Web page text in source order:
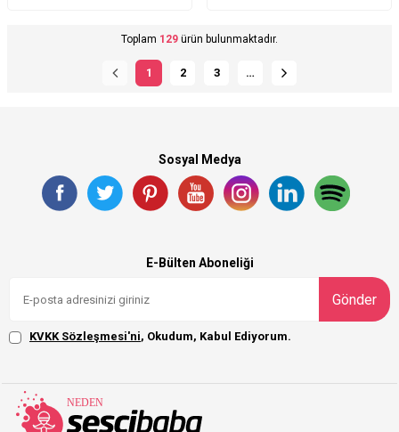
Toplam 129 ürün bulunmaktadır.
1 2 3 …
Sosyal Medya
E-Bülten Aboneliği
Gönder
KVKK Sözleşmesi'ni, Okudum, Kabul Ediyorum.